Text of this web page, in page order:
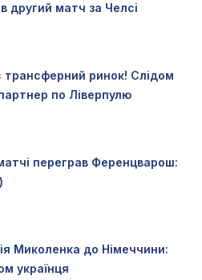
другий матч за Челсі
трансферний ринок! Слідом
по Ліверпулю
переграв Ференцварош:
Миколенка до Німеччини:
українця